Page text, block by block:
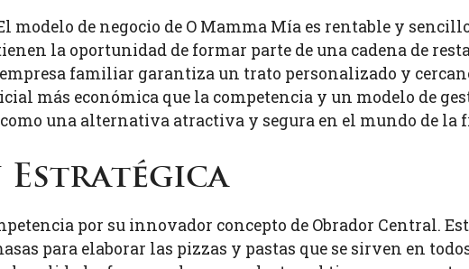
modelo de negocio de O Mamma Mía es rentable y
la oportunidad de formar parte de una cadena de
familiar garantiza un trato personalizado y
más económica que la competencia y un modelo de
una alternativa atractiva y segura en el mundo de la
por su innovador concepto de Obrador Central.
para elaborar las pizzas y pastas que se sirven en